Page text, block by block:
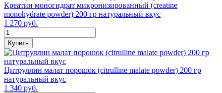
Креатин моногидрат микронизированный (creatine
monohydrate powder) 200 гр натуральный вкус
1 270 руб.
Купить
Цитруллин малат порошок (citrulline malate powder) 200 гр
натуральный вкус
1 340 руб.